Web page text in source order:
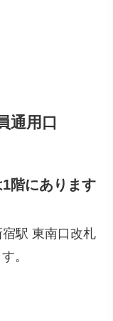
通用口
階にあります
駅 東南口改札
。